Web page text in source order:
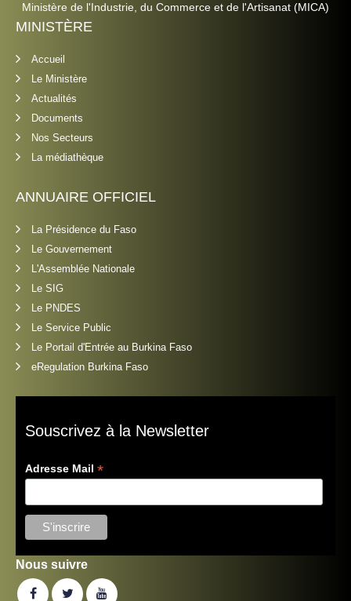
Ministère de l'Industrie, du Commerce et de l'Artisanat (MICA)
MINISTÈRE
Accueil
Le Ministère
Actualités
Documents
Nos Secteurs
La médiathèque
ANNUAIRE OFFICIEL
La Présidence du Faso
Le Gouvernement
L'Assemblée Nationale
Le SIG
Le PNDES
Le Service Public
Le Portail d'Entrée au Burkina Faso
eRegulation Burkina Faso
Souscrivez à la Newsletter
Adresse Mail*
Nous suivre